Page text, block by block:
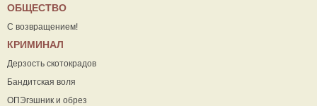
ОБЩЕСТВО
С возвращением!
КРИМИНАЛ
Дерзость скотокрадов
Бандитская воля
ОПЭгэшник и обрез